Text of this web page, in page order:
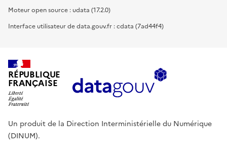
Moteur open source : udata (17.2.0)
Interface utilisateur de data.gouv.fr : cdata (7ad44f4)
RÉPUBLIQUE
FRANÇAISE
Un produit de la Direction Interministérielle du Numérique
(DINUM).